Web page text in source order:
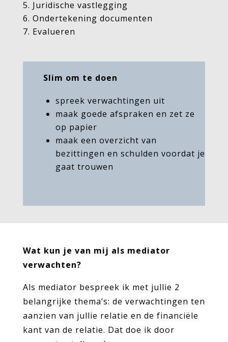
Juridische vastlegging
Ondertekening documenten
Evalueren
Slim om te doen
spreek verwachtingen uit
maak goede afspraken en zet ze
op papier
maak een overzicht van
bezittingen en schulden voordat je
gaat trouwen
Wat kun je van mij als mediator
verwachten?
Als mediator bespreek ik met jullie 2
belangrijke thema’s: de verwachtingen ten
aanzien van jullie relatie en de financiële
kant van de relatie. Dat doe ik door